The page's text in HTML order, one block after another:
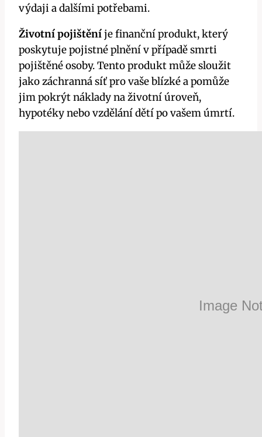
výdaji a dalšími potřebami.
Životní pojištěníje finanční produkt, který
poskytuje pojistné plnění v případě smrti
pojištěné osoby. Tento produkt může sloužit
jako záchranná síť pro vaše blízké a pomůže
jim pokrýt náklady na životní úroveň,
hypotéky nebo vzdělání dětí po vašem úmrtí.